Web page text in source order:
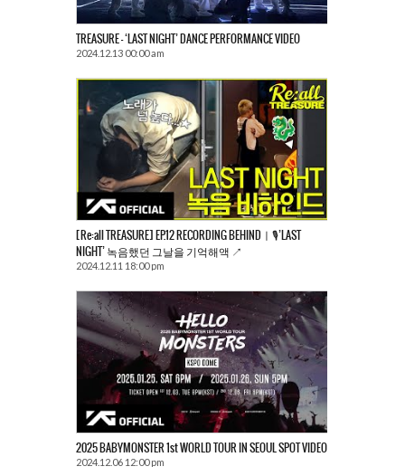
TREASURE – ‘LAST NIGHT’ DANCE PERFORMANCE VIDEO
2024.12.13 00:00 am
[Re:all TREASURE] EP.12 RECORDING BEHINDㅣ🎙️’LAST
NIGHT’ 녹음했던 그날을 기억해액 ↗️
2024.12.11 18:00 pm
2025 BABYMONSTER 1st WORLD TOUR
IN SEOUL SPOT VIDEO
2024.12.06 12:00 pm